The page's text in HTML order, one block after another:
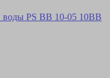
воды PS BB 10-05 10BB